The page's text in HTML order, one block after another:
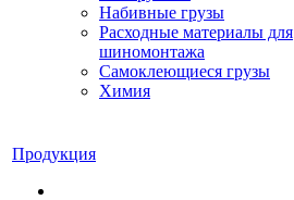
Набивные грузы
Расходные материалы для
шиномонтажа
Самоклеющиеся грузы
Химия
Продукция